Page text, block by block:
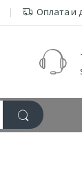
Оплата и